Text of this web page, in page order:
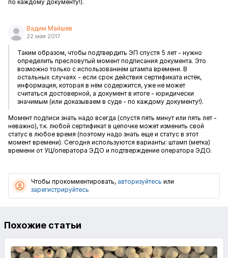
по каждому документу!).
Вадим Майшев
22 мая 2017
Таким образом, чтобы подтвердить ЭП спустя 5 лет - нужно
определить пресловутый момент подписания документа. Это
возможно только с использованием штампа времени. В
остальных случаях - если срок действия сертификата истёк,
информация, которая в нём содержится, уже не может
считаться достоверной, а документ в итоге - юридически
значимым (или доказываем в суде - по каждому документу!).
Момент подписи знать надо всегда (спустя пять минут или пять лет -
неважно), т.к. любой сертификат в цепочке может изменить свой
статус в любое время (поэтому надо знать еще и статус в этот
момент времени). Сегодня используются варианты: штамп (метка)
времени от УЦ/оператора ЭДО и подтверждение оператора ЭДО.
Чтобы прокомментировать, авторизуйтесь или
зарегистрируйтесь
Похожие статьи